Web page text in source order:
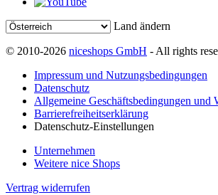
Land ändern
© 2010-2026 niceshops GmbH - All rights
Impressum und Nutzungsbedingungen
Datenschutz
Allgemeine Geschäftsbedingungen und
Barrierefreiheitserklärung
Datenschutz-Einstellungen
Unternehmen
Weitere nice Shops
Vertrag widerrufen